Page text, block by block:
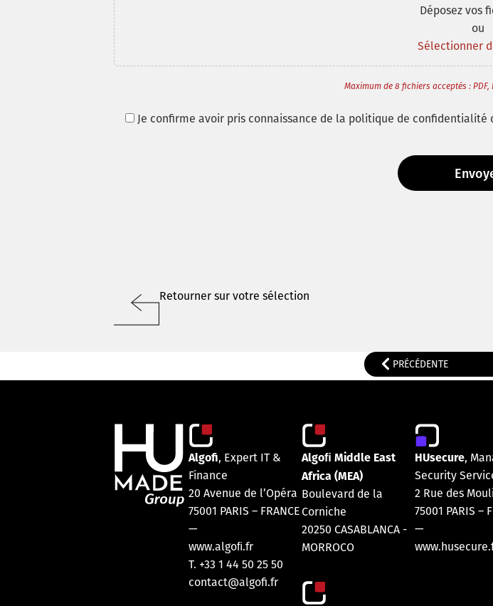
Déposez vos
ou
Sélectionner
Maximum de 8 fichiers acceptés : PDF,
Je confirme avoir pris connaissance de la politique de confidentialité
Retourner sur votre sélection
PRÉCÉDENTE
Algofi, Expert IT &
Finance
20 Avenue de l’Opéra
75001 PARIS – FRANCE
—
www.algoﬁ.fr
T. +33 1 44 50 25 50
contact@algofi.fr
Algoﬁ Middle East
Africa (MEA)
Boulevard de la
Corniche
20250 CASABLANCA -
MORROCO
HUsecure,
Security
2 Rue des
75001 PARIS –
—